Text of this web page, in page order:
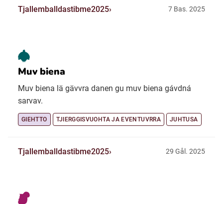
Tjallemballdastibme2025 7 Bas. 2025
Muv biena
Muv biena lä gävvra danen gu muv biena gávdná
sarvav.
GIEHTTO TJIERGGISVUOHTA JA EVENTUVRRA JUHTUSA
Tjallemballdastibme2025 29 Gål. 2025